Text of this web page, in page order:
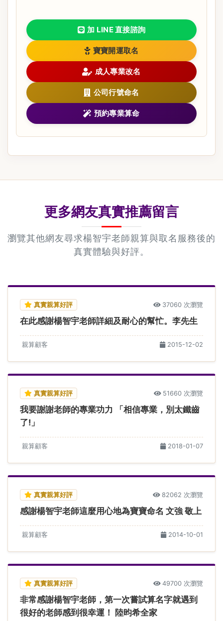
加 LINE 直接諮詢
寶寶開運取名
成人專業改名
公司行號命名
預約專業算命
更多網友真實推薦留言
瀏覽其他網友尋求楊智宇老師親算與取名服務後的
真實體驗與好評。
真實親算好評 37060 次瀏覽
在此感謝楊智宇老師詳細及耐心的幫忙。李先生
親算顧客 2015-12-02
真實親算好評 51660 次瀏覽
我要謝謝老師的專業功力 「相信專業，別太鐵齒
了!」
親算顧客 2018-01-07
真實親算好評 82062 次瀏覽
感謝楊智宇老師這麼用心地為寶寶命名 文強 敬上
親算顧客 2014-10-01
真實親算好評 49700 次瀏覽
非常感謝楊智宇老師，第一次嘗試算名字就遇到
很好的老師感到很幸運！ 陸昀希全家